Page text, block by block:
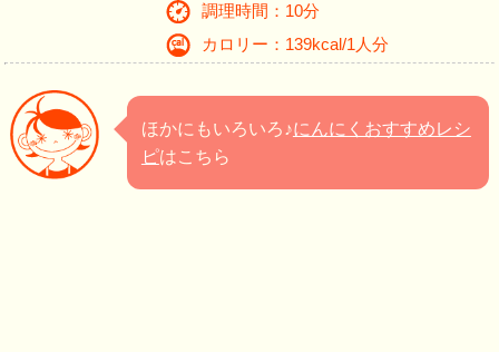
調理時間：10分
カロリー：139kcal/1人分
ほかにもいろいろ♪にんにくおすすめレシ
ピはこちら